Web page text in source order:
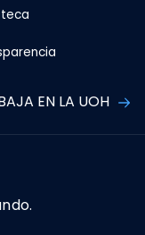
EN LA UOH